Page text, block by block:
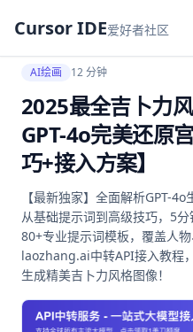
Cursor IDE爱好者社区
AI绘画 12 分钟
2025最全吉卜力
GPT-4o完美还原
巧+接入方案】
【最新独家】全面解析GPT-
从基础提示词到高级技巧，5
80+专业提示词模板，覆盖人
laozhang.ai中转API接入教程
生成精美吉卜力风格图像！